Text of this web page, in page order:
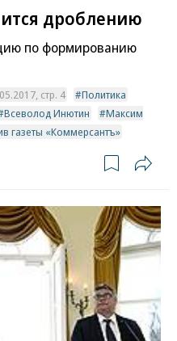
дроблению
по формированию
стр. 4
Политика
Всеволод Инютин
Максим
газеты «Коммерсантъ»